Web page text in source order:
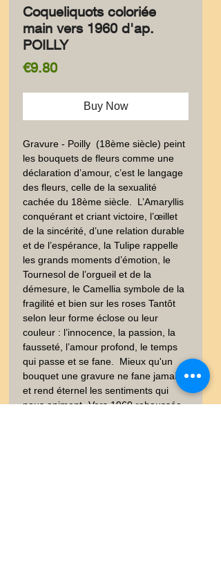
Coqueliquots coloriée
main vers 1960 d'ap.
POILLY
€9.80Price
Buy Now
Gravure - Poilly  (18ème siècle) peint
les bouquets de fleurs comme une
déclaration d’amour, c’est le langage
des fleurs, celle de la sexualité
cachée du 18ème siècle.  L’Amaryllis
conquérant et criant victoire, l’œillet
de la sincérité, d’une relation durable
et de l’espérance, la Tulipe rappelle
les grands moments d’émotion, le
Tournesol de l’orgueil et de la
démesure, le Camellia symbole de la
fragilité et bien sur les roses Tantôt
selon leur forme éclose ou leur
couleur : l’innocence, la passion, la
fausseté, l’amour profond, le temps
qui passe et se fane.  Mieux qu'un
bouquet une gravure ne fane jamais
et rend éternel les sentiments qui
nous animent.-Vers 1960 rehaussée